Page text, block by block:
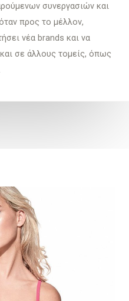
συνεργασιών και
προς το μέλλον,
νέα brands και να
σε άλλους τομείς, όπως